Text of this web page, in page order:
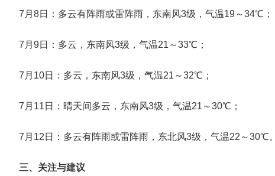
7月8日：多云有阵雨或雷阵雨，东南风3级，气温19～34℃；
7月9日：多云，东南风3级，气温21～33℃；
7月10日：多云，东南风3级，气温21～32℃；
7月11日：晴天间多云，东南风3级，气温21～30℃；
7月12日：多云有阵雨或雷阵雨，东北风3级，气温22～30℃。
三、关注与建议